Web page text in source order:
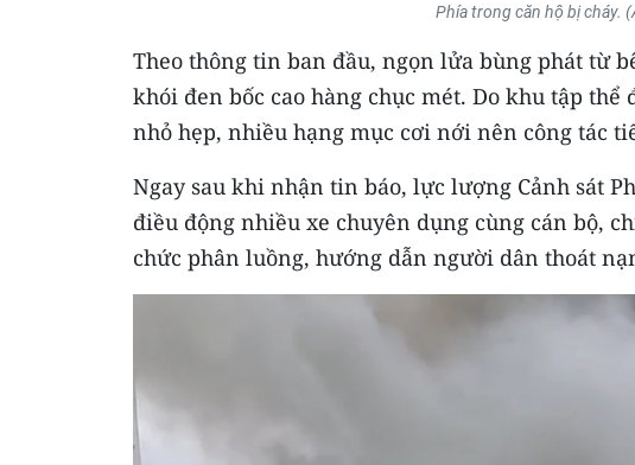
Phía trong căn hộ bị cháy.
Theo thông tin ban đầu, ngọn lửa bùng phát từ
khói đen bốc cao hàng chục mét. Do khu tập
nhỏ hẹp, nhiều hạng mục cơi nới nên công tác
Ngay sau khi nhận tin báo, lực lượng Cảnh sát
điều động nhiều xe chuyên dụng cùng cán bộ,
chức phân luồng, hướng dẫn người dân thoát